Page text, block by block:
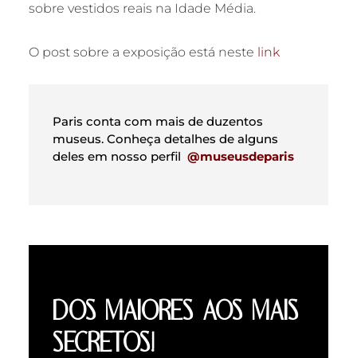
sobre vestidos reais na Idade Média.
O post sobre a exposição está neste link
Paris conta com mais de duzentos
museus. Conheça detalhes de alguns
deles em nosso perfil@museusdeparis
DOS MAIORES AOS MAIS
SECRETOS!